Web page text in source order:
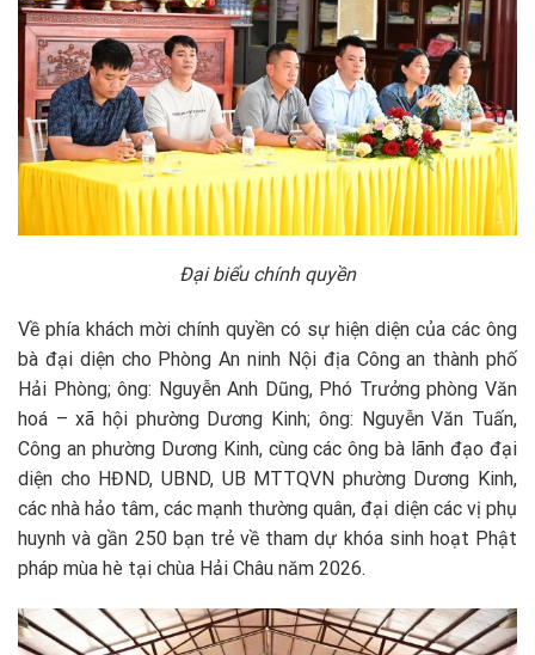
Đại biểu chính quyền
Về phía khách mời chính quyền có sự hiện diện của các ông
bà đại diện cho Phòng An ninh Nội địa Công an thành phố
Hải Phòng; ông: Nguyễn Anh Dũng, Phó Trưởng phòng Văn
hoá – xã hội phường Dương Kinh; ông: Nguyễn Văn Tuấn,
Công an phường Dương Kinh, cùng các ông bà lãnh đạo đại
diện cho HĐND, UBND, UB MTTQVN phường Dương Kinh,
các nhà hảo tâm, các mạnh thường quân, đại diện các vị phụ
huynh và gần 250 bạn trẻ về tham dự khóa sinh hoạt Phật
pháp mùa hè tại chùa Hải Châu năm 2026.